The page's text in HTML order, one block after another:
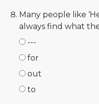
Many people like
always find what
---
for
out
to